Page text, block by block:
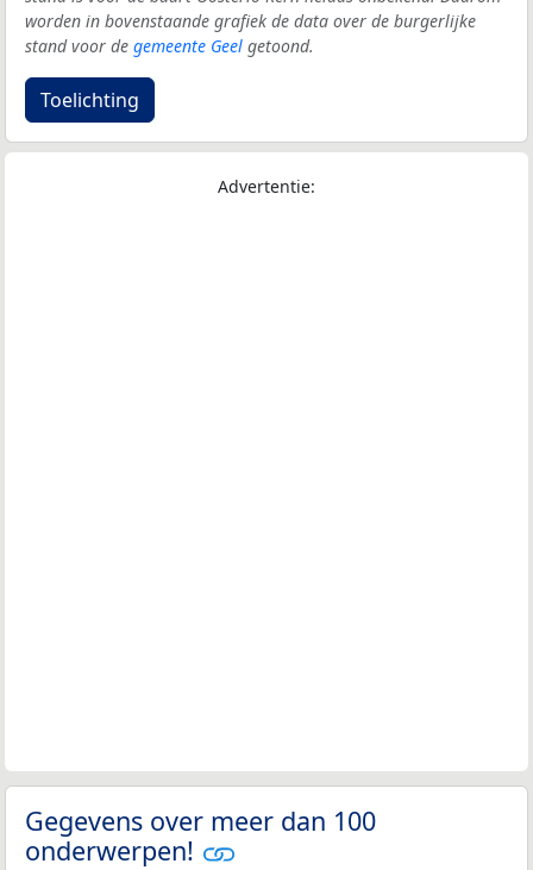
worden in bovenstaande grafiek de data over de burgerlijke
stand voor de gemeente Geel getoond.
Toelichting
Advertentie:
Gegevens over meer dan 100
onderwerpen!